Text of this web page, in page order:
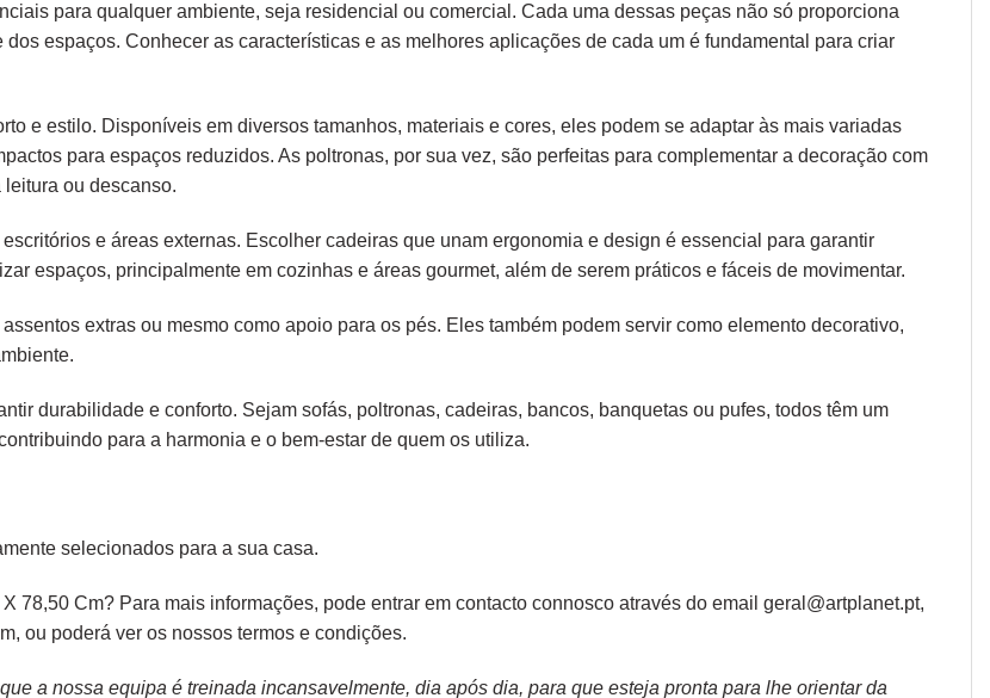
para qualquer ambiente, seja residencial ou comercial. Cada uma dessas peças não só proporciona
espaços. Conhecer as características e as melhores aplicações de cada um é fundamental para criar
e estilo. Disponíveis em diversos tamanhos, materiais e cores, eles podem se adaptar às mais variadas
para espaços reduzidos. As poltronas, por sua vez, são perfeitas para complementar a decoração com
ou descanso.
e áreas externas. Escolher cadeiras que unam ergonomia e design é essencial para garantir
espaços, principalmente em cozinhas e áreas gourmet, além de serem práticos e fáceis de movimentar.
extras ou mesmo como apoio para os pés. Eles também podem servir como elemento decorativo,
durabilidade e conforto. Sejam sofás, poltronas, cadeiras, bancos, banquetas ou pufes, todos têm um
para a harmonia e o bem-estar de quem os utiliza.
selecionados para a sua casa.
78,50 Cm? Para mais informações, pode entrar em contacto connosco através do email geral@artplanet.pt,
ou poderá ver os nossos termos e condições.
a nossa equipa é treinada incansavelmente, dia após dia, para que esteja pronta para lhe orientar da